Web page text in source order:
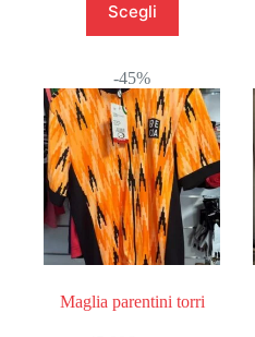
Scegliprodotto
ha
varianti.
Le
opzioni
possono
essere
scelte
nella
pagina
del
prodotto
-45%
Maglia parentini torri